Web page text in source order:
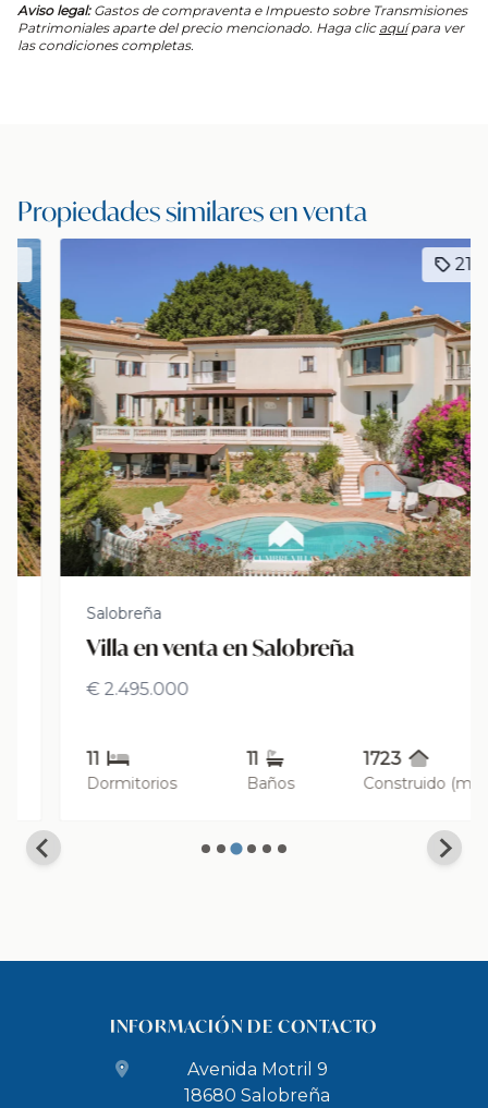
Aviso legal:Gastos de compraventa e Impuesto sobre Transmisiones
Patrimoniales aparte del precio mencionado. Haga clic aquípara ver
las condiciones completas.
Propiedades similares en venta
2131
Salobreña
Villa en venta en Salobreña
€ 2.495.000
Dormitorios Baños Construido (m2)
INFORMACIÓN DE CONTACTO
Avenida Motril 9
18680 Salobreña